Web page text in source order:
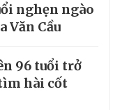
nghẹn ngào
Văn Cầu
96 tuổi trở
hài cốt